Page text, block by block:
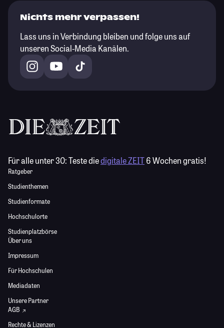
Nichts mehr verpassen!
Lass uns in Verbindung bleiben und folge uns auf
unseren Social-Media Kanälen.
Für alle unter 30:Teste diedigitale ZEIT6 Wochen gratis!
Ratgeber
Studienthemen
Studienformate
Hochschulorte
Studienplatzbörse
Über uns
Impressum
Für Hochschulen
Mediadaten
Unsere Partner
AGB
Rechte & Lizenzen